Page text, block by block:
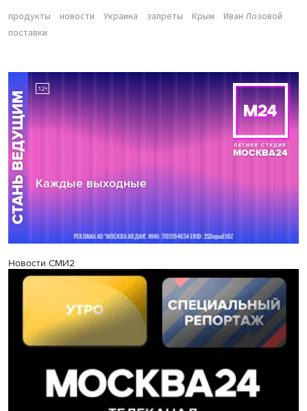
продукты новости Украина запреты Крым
Иван Лозовой
поставки
Новости СМИ2